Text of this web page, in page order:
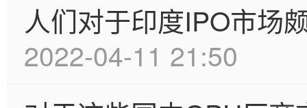
人们对于印度IPO市场
2022-04-11 21:50